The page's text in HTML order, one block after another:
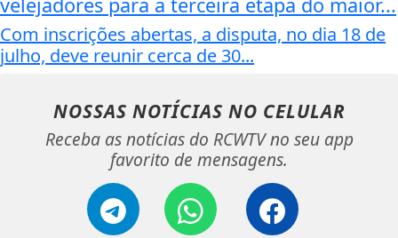
Com inscrições abertas, a disputa, no dia 18 de
julho, deve reunir cerca de 30...
NOSSAS NOTÍCIAS NO CELULAR
Receba as notícias do RCWTV no seu app
favorito de mensagens.